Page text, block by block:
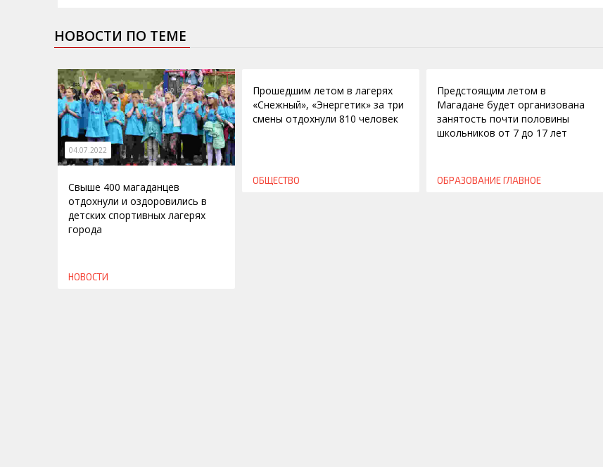
НОВОСТИ ПО ТЕМЕ
04.07.2022
Свыше 400 магаданцев
отдохнули и оздоровились в
детских спортивных лагерях
города
НОВОСТИ
Прошедшим летом в лагерях
«Снежный», «Энергетик» за три
смены отдохнули 810 человек
ОБЩЕСТВО
Предстоящим летом в
Магадане будет организована
занятость почти половины
школьников от 7 до 17 лет
ОБРАЗОВАНИЕ ГЛАВНОЕ